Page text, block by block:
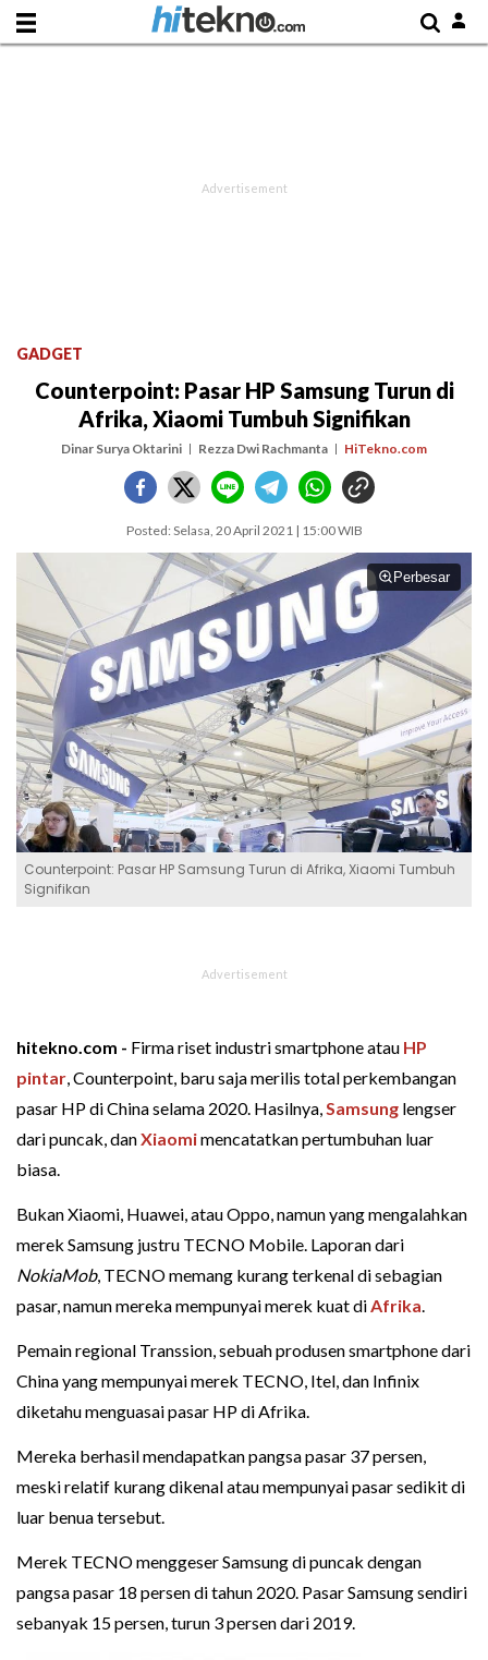
GADGET
Counterpoint: Pasar HP Samsung Turun di
Afrika, Xiaomi Tumbuh Signifikan
Dinar Surya Oktarini Rezza Dwi Rachmanta HiTekno.com
Posted: Selasa, 20 April 2021 | 15:00 WIB
Perbesar
Counterpoint: Pasar HP Samsung Turun di Afrika, Xiaomi Tumbuh
Signifikan
hitekno.com - Firma riset industri smartphone atau HP
pintar, Counterpoint, baru saja merilis total perkembangan
pasar HP di China selama 2020. Hasilnya,Samsung lengser
dari puncak, danXiaomimencatatkan pertumbuhan luar
biasa.
Bukan Xiaomi, Huawei, atau Oppo, namun yang mengalahkan
merek Samsung justru TECNO Mobile. Laporan dari
NokiaMob, TECNO memang kurang terkenal di sebagian
pasar, namun mereka mempunyai merek kuat diAfrika.
Pemain regional Transsion, sebuah produsen smartphone dari
China yang mempunyai merek TECNO, Itel, dan Infinix
diketahu menguasai pasar HP di Afrika.
Mereka berhasil mendapatkan pangsa pasar 37 persen,
meski relatif kurang dikenal atau mempunyai pasar sedikit di
luar benua tersebut.
Merek TECNO menggeser Samsung di puncak dengan
pangsa pasar 18 persen di tahun 2020. Pasar Samsung sendiri
sebanyak 15 persen, turun 3 persen dari 2019.